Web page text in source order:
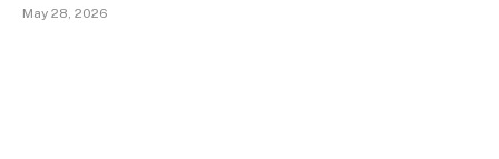
May 28, 2026